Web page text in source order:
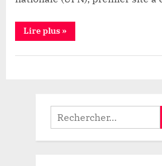
Lire plus“RDC:
Nzangi
Muyaya
et
de
modernisation
de
l’UPN
»
Rechercher :